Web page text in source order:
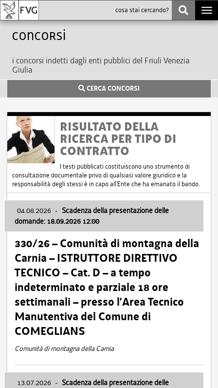
Concorsi
i concorsi indetti dagli enti pubblici del Friuli Venezia
Giulia
CERCA CONCORSI
RISULTATO DELLA
RICERCA PER TIPO DI
CONTRATTO
I testi pubblicati costituiscono uno strumento di
consultazione documentale privo di qualsiasi valore giuridico e la
responsabilità degli stessi è in capo all'Ente che ha emanato il bando.
04.08.2026 - Scadenza della presentazione delle
domande: 18.09.2026 12:00
330/26 – Comunità di montagna della
Carnia – ISTRUTTORE DIRETTIVO
TECNICO – Cat. D – a tempo
indeterminato e parziale 18 ore
settimanali – presso l’Area Tecnico
Manutentiva del Comune di
COMEGLIANS
Comunità di montagna della Carnia
13.07.2026 - Scadenza della presentazione delle